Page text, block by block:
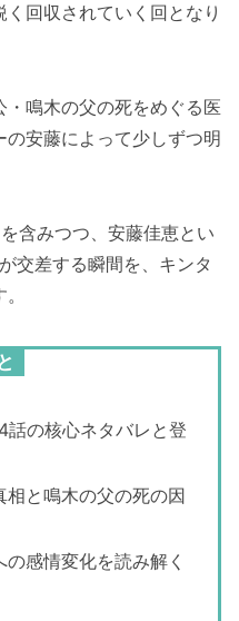
回収されていく回となり
鳴木の父の死をめぐる医
安藤によって少しずつ明
含みつつ、安藤佳恵とい
交差する瞬間を、キンタ
話の核心ネタバレと登
と鳴木の父の死の因
感情変化を読み解く